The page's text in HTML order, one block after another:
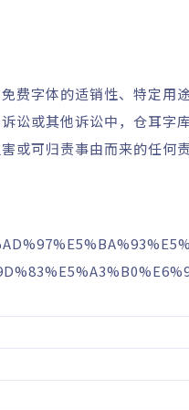
费字体的适销性、特定用
讼或其他诉讼中，仓耳字
或可归责事由而来的任何